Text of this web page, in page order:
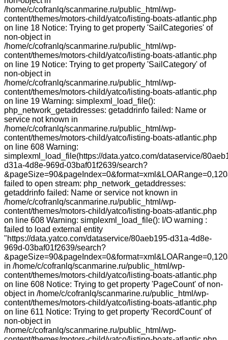
/home/c/cofranlq/scanmarine.ru/public_html/wp-
content/themes/motors-child/yatco/listing-boats-atlantic.php
on line 18 Notice: Trying to get property 'SailCategories' of
non-object in
/home/c/cofranlq/scanmarine.ru/public_html/wp-
content/themes/motors-child/yatco/listing-boats-atlantic.php
on line 19 Notice: Trying to get property 'SailCategory' of
non-object in
/home/c/cofranlq/scanmarine.ru/public_html/wp-
content/themes/motors-child/yatco/listing-boats-atlantic.php
on line 19 Warning: simplexml_load_file():
php_network_getaddresses: getaddrinfo failed: Name or
service not known in
/home/c/cofranlq/scanmarine.ru/public_html/wp-
content/themes/motors-child/yatco/listing-boats-atlantic.php
on line 608 Warning:
simplexml_load_file(https://data.yatco.com/dataservice/
d31a-4d8e-969d-03baf01f2639/search?
failed to open stream: php_network_getaddresses:
getaddrinfo failed: Name or service not known in
/home/c/cofranlq/scanmarine.ru/public_html/wp-
content/themes/motors-child/yatco/listing-boats-atlantic.php
on line 608 Warning: simplexml_load_file(): I/O warning :
failed to load external entity
"https://data.yatco.com/dataservice/80aeb195-d31a-4d8e-
969d-03baf01f2639/search?
in /home/c/cofranlq/scanmarine.ru/public_html/wp-
content/themes/motors-child/yatco/listing-boats-atlantic.php
on line 608 Notice: Trying to get property 'PageCount' of non-
object in /home/c/cofranlq/scanmarine.ru/public_html/wp-
content/themes/motors-child/yatco/listing-boats-atlantic.php
on line 611 Notice: Trying to get property 'RecordCount' of
non-object in
/home/c/cofranlq/scanmarine.ru/public_html/wp-